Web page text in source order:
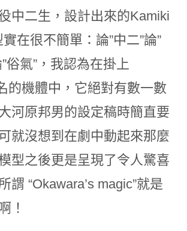
中二生，設計出來的Kamiki
在很不簡單：論”中二”論”
俗氣”，我認為在掛上
的機體中，它絕對有數一數
河原邦男的設定稿時簡直要
就沒想到在劇中動起來那麼
型之後更是呈現了令人驚喜
謂 “Okawara’s magic”就是
！